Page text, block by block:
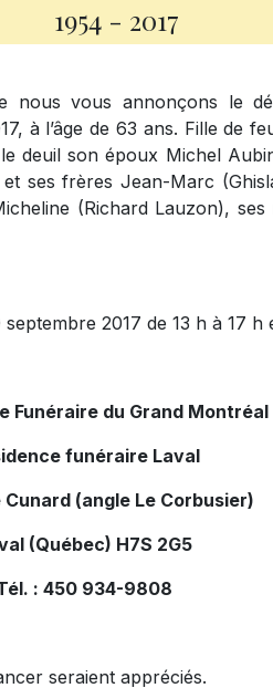
1954 - 2017
nous vous annonçons le
à l’âge de 63 ans. Fille de
deuil son époux Michel
ses frères Jean-Marc
(Richard Lauzon), ses
2017 de 13 h à 17 h
Funéraire du Grand Montréal
funéraire Laval
(angle Le Corbusier)
(Québec) H7S 2G5
: 450 934-9808
seraient appréciés.